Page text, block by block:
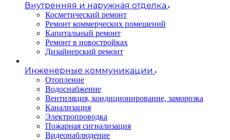
Внутренняя и наружная отделка
Косметический ремонт
Ремонт коммерческих помещений
Капитальный ремонт
Ремонт в новостройках
Дизайнерский ремонт
Инженерные коммуникации
Отопление
Водоснабжение
Вентиляция, кондиционирование, заморозка
Канализация
Электропроводка
Пожарная сигнализация
Видеонаблюдение